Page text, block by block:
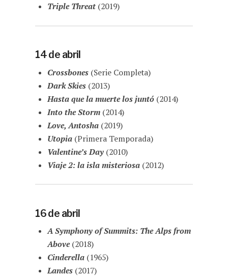
Triple Threat(2019)
14 de abril
Crossbones(Serie Completa)
Dark Skies(2013)
Hasta que la muerte los juntó(2014)
Into the Storm(2014)
Love, Antosha(2019)
Utopia(Primera Temporada)
Valentine’s Day(2010)
Viaje 2: la isla misteriosa(2012)
16 de abril
A Symphony of Summits: The Alps from
Above(2018)
Cinderella(1965)
Landes(2017)